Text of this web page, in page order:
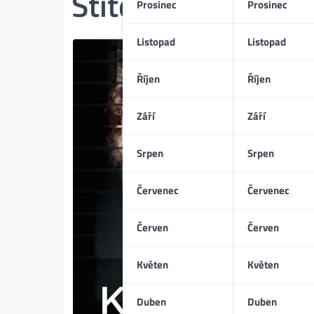
Prosinec
Listopad
Říjen
Září
Srpen
Červenec
Červen
Květen
Duben
Prosinec
Listopad
Říjen
Září
Srpen
Červenec
Červen
Květen
Duben